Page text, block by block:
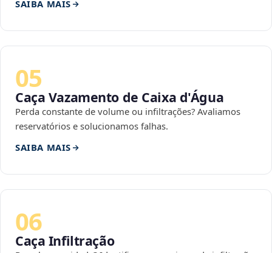
SAIBA MAIS
05
Caça Vazamento de Caixa d'Água
Perda constante de volume ou infiltrações? Avaliamos
reservatórios e solucionamos falhas.
SAIBA MAIS
06
Caça Infiltração